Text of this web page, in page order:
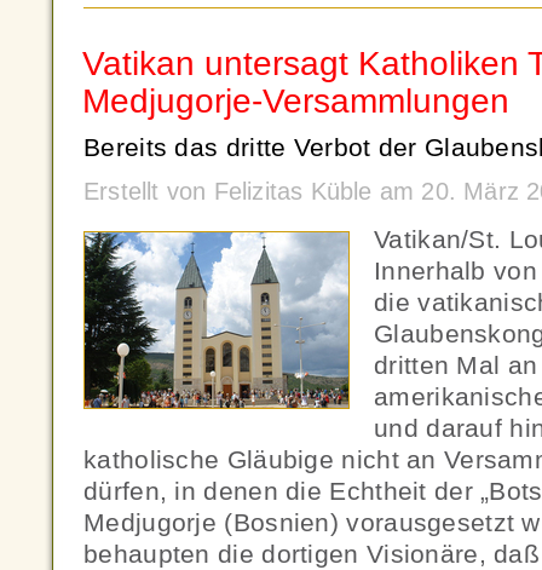
Vatikan untersagt Katholiken
Medjugorje-Versammlungen
Bereits das dritte Verbot der
Erstellt von Felizitas Küble am 20. März
Vatikan/St.
Innerhalb
die
dritten Mal
und darauf
katholische Gläubige nicht an
dürfen, in denen die Echtheit der
Medjugorje (Bosnien) vorausgesetzt
behaupten die dortigen Visionäre,